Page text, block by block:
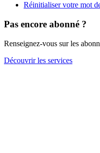
adresse
mail
pour
vous
connecter.
Réinitialiser votre mot
Pas encore abonné ?
Renseignez-vous sur les
Découvrir les services